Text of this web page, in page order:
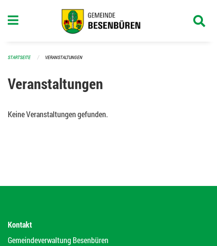
STARTSEITE VERANSTALTUNGEN
Veranstaltungen
Keine Veranstaltungen gefunden.
Kontakt
Gemeindeverwaltung Besenbüren